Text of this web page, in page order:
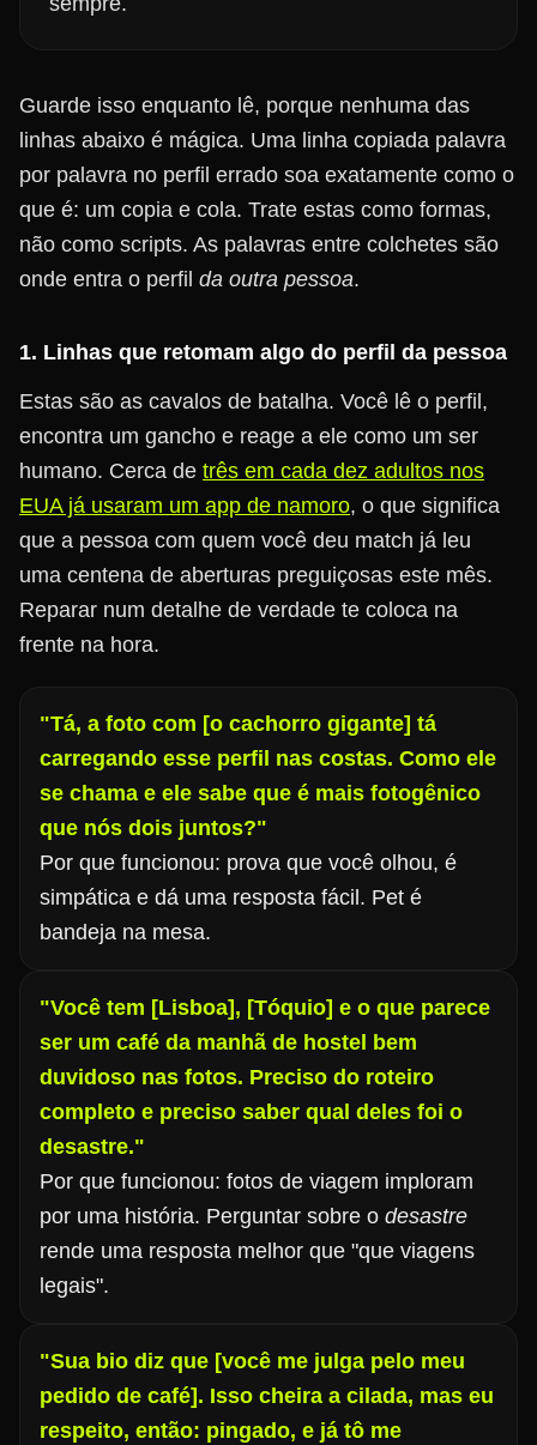
Guarde isso enquanto lê, porque nenhuma das
linhas abaixo é mágica. Uma linha copiada palavra
por palavra no perfil errado soa exatamente como o
que é: um copia e cola. Trate estas como formas,
não como scripts. As palavras entre colchetes são
onde entra o perfil da outra pessoa.
1. Linhas que retomam algo do perfil da pessoa
Estas são as cavalos de batalha. Você lê o perfil,
encontra um gancho e reage a ele como um ser
humano. Cerca de três em cada dez adultos nos
EUA já usaram um app de namoro, o que significa
que a pessoa com quem você deu match já leu
uma centena de aberturas preguiçosas este mês.
Reparar num detalhe de verdade te coloca na
frente na hora.
"Tá, a foto com [o cachorro gigante] tá
carregando esse perfil nas costas. Como ele
se chama e ele sabe que é mais fotogênico
que nós dois juntos?"
Por que funcionou: prova que você olhou, é
simpática e dá uma resposta fácil. Pet é
bandeja na mesa.
"Você tem [Lisboa], [Tóquio] e o que parece
ser um café da manhã de hostel bem
duvidoso nas fotos. Preciso do roteiro
completo e preciso saber qual deles foi o
desastre."
Por que funcionou: fotos de viagem imploram
por uma história. Perguntar sobre o desastre
rende uma resposta melhor que "que viagens
legais".
"Sua bio diz que [você me julga pelo meu
pedido de café]. Isso cheira a cilada, mas eu
respeito, então: pingado, e já tô me